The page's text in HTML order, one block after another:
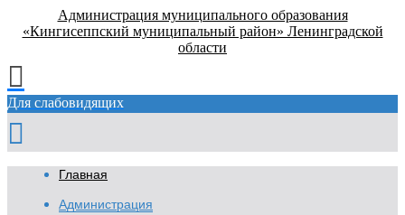
Администрация муниципального образования
«Кингисеппский муниципальный район» Ленинградской
области
Для слабовидящих
Главная
Администрация